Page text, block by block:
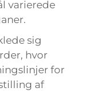
varierede
sig
hvor
for
af